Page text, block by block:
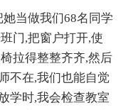
当做我们68名同学
门,把窗户打开,使
拉得整整齐齐,然后
不在,我们也能自觉
学时,我会检查教室